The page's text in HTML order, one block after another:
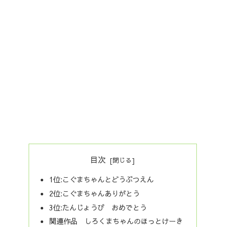
目次
1位:こぐまちゃんとどうぶつえん
2位:こぐまちゃんありがとう
3位:たんじょうび おめでとう
関連作品 しろくまちゃんのほっとけーき